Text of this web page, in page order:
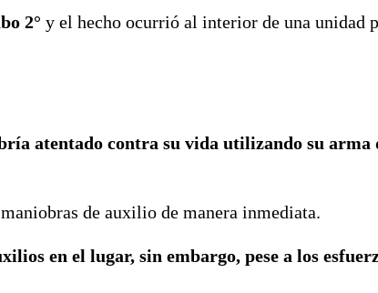
2° y el hecho ocurrió al interior de una unidad
atentado contra su vida utilizando su arma
de auxilio de manera inmediata.
en el lugar, sin embargo, pese a los